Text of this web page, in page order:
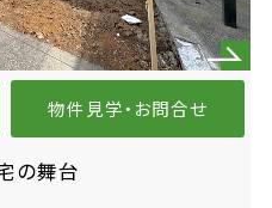
物件見学・お問合せ
の舞台